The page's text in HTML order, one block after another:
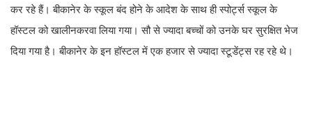
कर रहे हैं। बीकानेर के स्कूल बंद होने के आदेश के साथ ही स्पोर्ट्स स्कूल के
हॉस्टल को खालीनकरवा लिया गया। सौ से ज्यादा बच्चों को उनके घर सुरक्षित भेज
दिया गया है। बीकानेर के इन हॉस्टल में एक हजार से ज्यादा स्टूडेंट्स रह रहे थे।